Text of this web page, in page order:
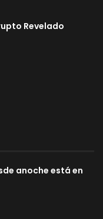
Revelado
anoche está en